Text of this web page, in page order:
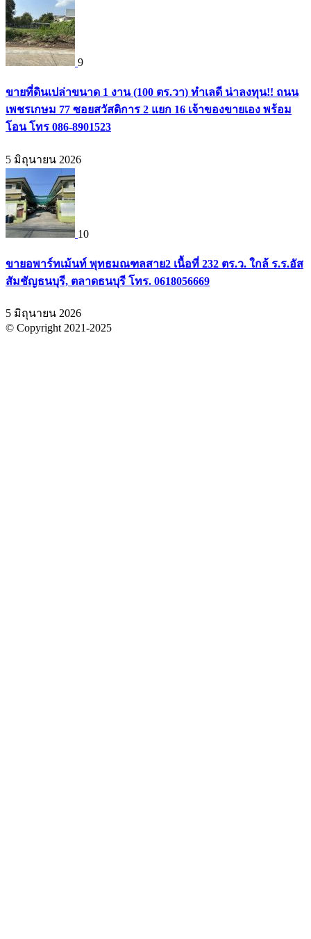
9
ขายที่ดินเปล่าขนาด 1 งาน (100 ตร.วา) ทำเลดี น่าลงทุน!! ถนน
เพชรเกษม 77 ซอยสวัสดิการ 2 แยก 16 เจ้าของขายเอง พร้อม
โอน โทร 086-8901523
5 มิถุนายน 2026
10
ขายอพาร์ทเม้นท์ พุทธมณฑลสาย2 เนื้อที่ 232 ตร.ว. ใกล้ ร.ร.อัส
สัมชัญธนบุรี, ตลาดธนบุรี โทร. 0618056669
5 มิถุนายน 2026
© Copyright 2021-2025